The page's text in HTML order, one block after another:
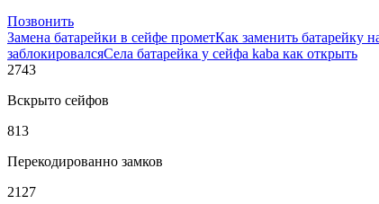
Позвонить
Замена батарейки в сейфе прометКак заменить батарейку
заблокировалсяСела батарейка у сейфа kaba как открыть
2743
Вскрыто сейфов
813
Перекодированно замков
2127